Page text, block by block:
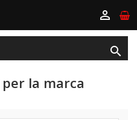


la marca